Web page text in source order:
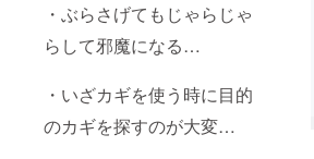
・ぶらさげてもじゃらじゃ
らして邪魔になる…
・いざカギを使う時に目的
のカギを探すのが大変…